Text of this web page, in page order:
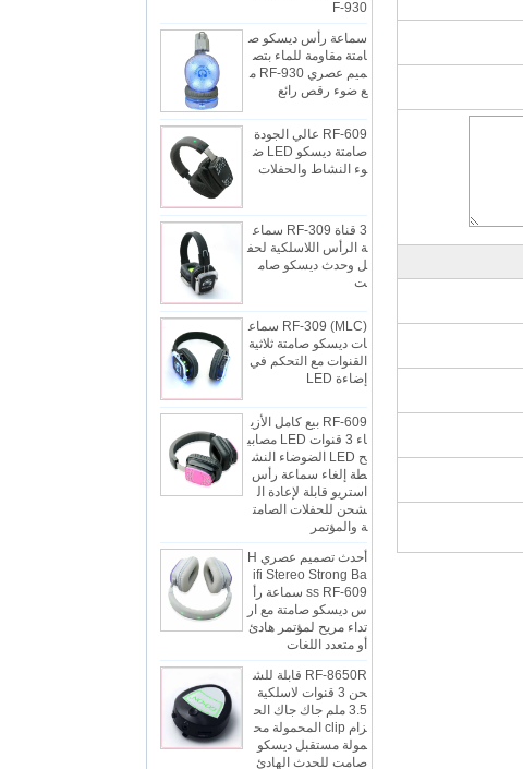
سماعة رأس ديسكو ص
امتة مقاومة للماء بتص
ميم عصري RF-930 م
ع ضوء رقص رائع
RF-609 عالي الجودة
صامتة ديسكو LED ض
وء النشاط والحفلات
3 قناة RF-309 سماع
ة الرأس اللاسلكية لحف
ل وحدث ديسكو صام
ت
RF-309 (MLC) سماع
ات ديسكو صامتة ثلاثية
القنوات مع التحكم في
إضاءة LED
RF-609 بيع كامل الأزي
اء 3 قنوات LED مصابي
ح LED الضوضاء النش
طة إلغاء سماعة رأس
استريو قابلة لإعادة ال
شحن للحفلات الصامت
ة والمؤتمر
أحدث تصميم عصري H
ifi Stereo Strong Ba
ss RF-609 سماعة رأ
س ديسكو صامتة مع ار
تداء مريح لمؤتمر هادئ
أو متعدد اللغات
RF-8650R قابلة للش
حن 3 قنوات لاسلكية
3.5 ملم جاك جاك الح
زام clip المحمولة مح
مولة مستقبل ديسكو
صامت للحدث الهادئ
والحفلة